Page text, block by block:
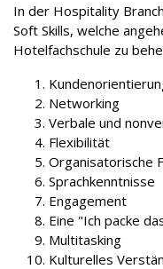
In der Hospitality
Soft Skills, welche
Hotelfachschule zu
Networking
Verbale und
Flexibilität
Organisatorische
Sprachkenntnisse
Engagement
Eine "Ich packe
Multitasking
Kulturelles